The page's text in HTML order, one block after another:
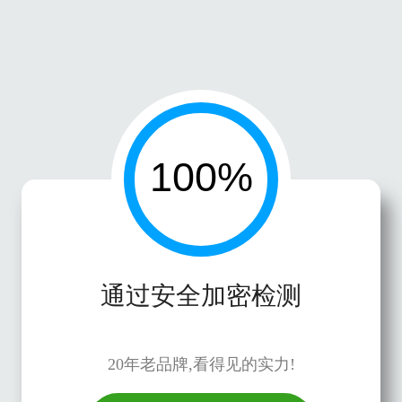
通过安全加密检测
20年老品牌,看得见的实力!